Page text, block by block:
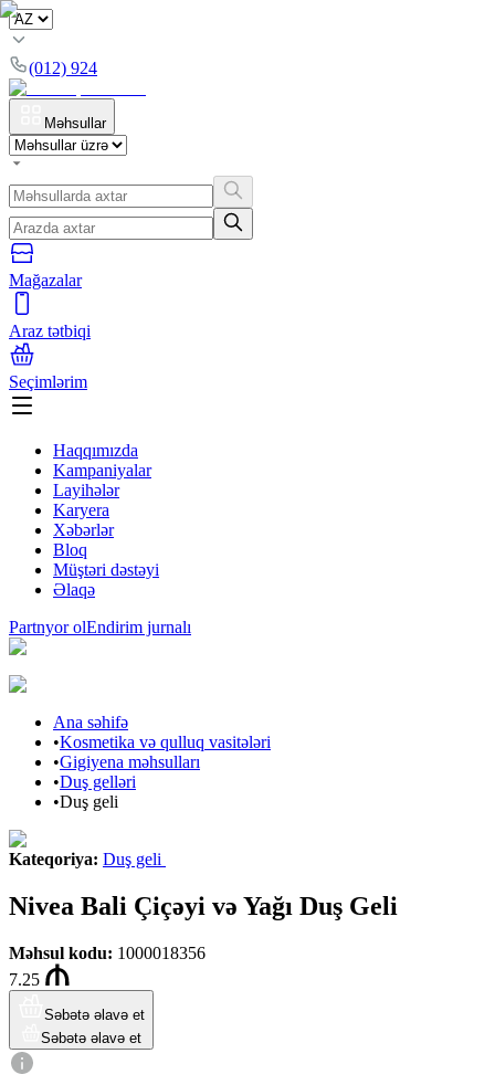
(012) 924
Məhsullar
Mağazalar
Araz tətbiqi
Seçimlərim
Haqqımızda
Kampaniyalar
Layihələr
Karyera
Xəbərlər
Bloq
Müştəri dəstəyi
Əlaqə
Partnyor olEndirim jurnalı
Ana səhifə
•Kosmetika və qulluq vasitələri
•Gigiyena məhsulları
•Duş gelləri
•Duş geli
Kateqoriya: Duş geli
Nivea Bali Çiçəyi və Yağı Duş Geli
Məhsul kodu: 1000018356
7.25
Səbətə əlavə et
Səbətə əlavə et